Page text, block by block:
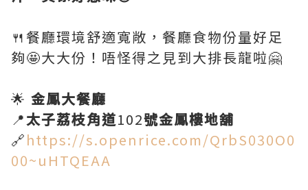
🍴餐廳環境舒適寬敞，餐廳食物份量好足
夠🤩大大份！唔怪得之見到大排長龍啦🤗
🌟 金鳳大餐廳
📍太子荔枝角道102號金鳳樓地舖
🔗https://s.openrice.com/QrbS030O0
00~uHTQEAA